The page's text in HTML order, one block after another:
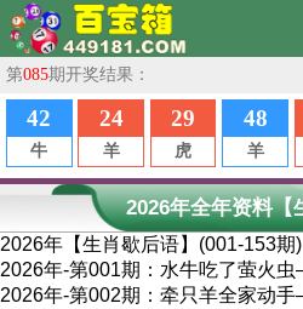
2026年全年资料【
2026年【生肖歇后语】(001-153期)
2026年-第001期：水牛吃了萤火
2026年-第002期：牵只羊全家动